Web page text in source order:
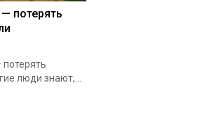
потерять
люди знают,...